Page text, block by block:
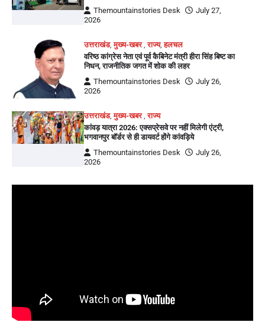
Themountainstories Desk
July 27,
2026
उत्तराखंड,मुख्य-खबर ,राज्य,हलचल
वरिष्ठ कांग्रेस नेता एवं पूर्व कैबिनेट मंत्री हीरा सिंह बिष्ट का
निधन, राजनीतिक जगत में शोक की लहर
Themountainstories Desk
July 26,
2026
उत्तराखंड,मुख्य-खबर ,राज्य
कांवड़ यात्रा 2026: एक्सप्रेसवे पर नहीं मिलेगी एंट्री,
भगवानपुर बॉर्डर से ही डायवर्ट होंगे कांवड़िये
Themountainstories Desk
July 26,
2026